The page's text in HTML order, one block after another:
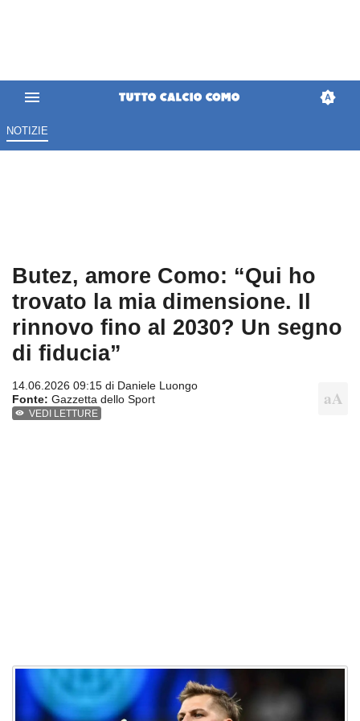
NOTIZIE
Butez, amore Como: “Qui ho
trovato la mia dimensione. Il
rinnovo fino al 2030? Un segno
di fiducia”
14.06.2026 09:15 di Daniele Luongo
Fonte: Gazzetta dello Sport
VEDI LETTURE